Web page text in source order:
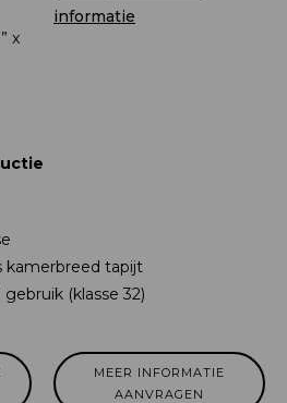
x
informatie
kamerbreed tapijt
(klasse 32)
MEER INFORMATIE
AANVRAGEN